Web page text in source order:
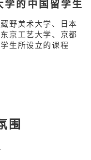
的中国留学生
野美术大学、日本
京工艺大学、京都
生所设立的课程
围